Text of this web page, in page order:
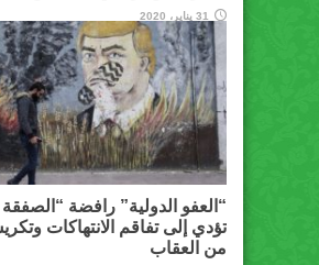
31 يناير، 2020
“العفو الدولية” رافضة
تؤدي إلى تفاقم الانتهاكات
من العقاب